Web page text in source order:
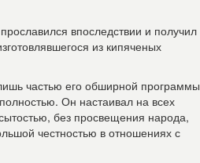
впоследствии и получил
из кипяченых
частью его обширной программы
Он настаивал на всех
без просвещения народа,
честностью в отношениях с